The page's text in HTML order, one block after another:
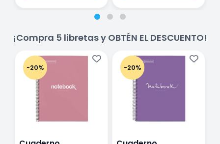
¡Compra 5 libretas y OBTÉN EL DESCUENTO!
-20% -20%